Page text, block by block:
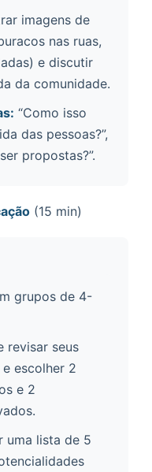
imagens de
nas ruas,
e discutir
da comunidade.
“Como isso
das pessoas?”,
propostas?”.
(15 min)
grupos de 4-
revisar seus
escolher 2
e 2
uma lista de 5